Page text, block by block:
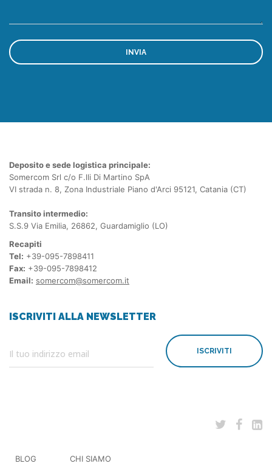
Deposito e sede logistica principale:
Somercom Srl c/o F.lli Di Martino SpA
VI strada n. 8, Zona Industriale Piano d'Arci 95121, Catania (CT)
Transito intermedio:
S.S.9 Via Emilia, 26862, Guardamiglio (LO)
Recapiti
Tel: +39-095-7898411
Fax: +39-095-7898412
Email: somercom@somercom.it
ISCRIVITI ALLA NEWSLETTER
ISCRIVITI
BLOG CHI SIAMO